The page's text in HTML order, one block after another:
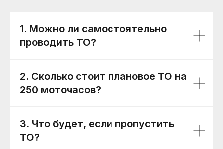
1. Можно ли самостоятельно
проводить ТО?
2. Сколько стоит плановое ТО на
250 моточасов?
3. Что будет, если пропустить
ТО?